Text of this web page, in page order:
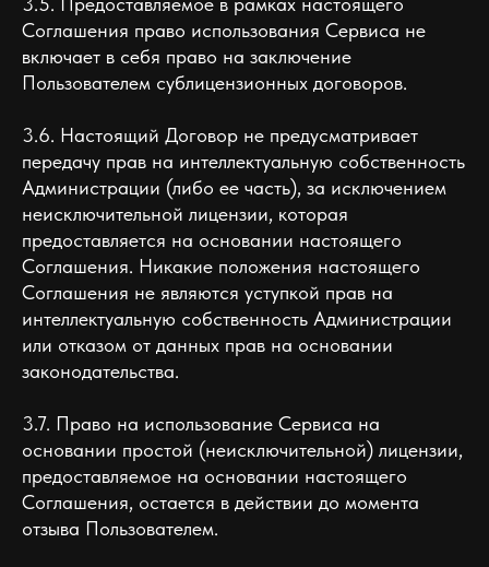
Соглашения право использования Сервиса не
включает в себя право на заключение
Пользователем сублицензионных договоров.
3.6. Настоящий Договор не предусматривает
передачу прав на интеллектуальную собственность
Администрации (либо ее часть), за исключением
неисключительной лицензии, которая
предоставляется на основании настоящего
Соглашения. Никакие положения настоящего
Соглашения не являются уступкой прав на
интеллектуальную собственность Администрации
или отказом от данных прав на основании
законодательства.
3.7. Право на использование Сервиса на
основании простой (неисключительной) лицензии,
предоставляемое на основании настоящего
Соглашения, остается в действии до момента
отзыва Пользователем.